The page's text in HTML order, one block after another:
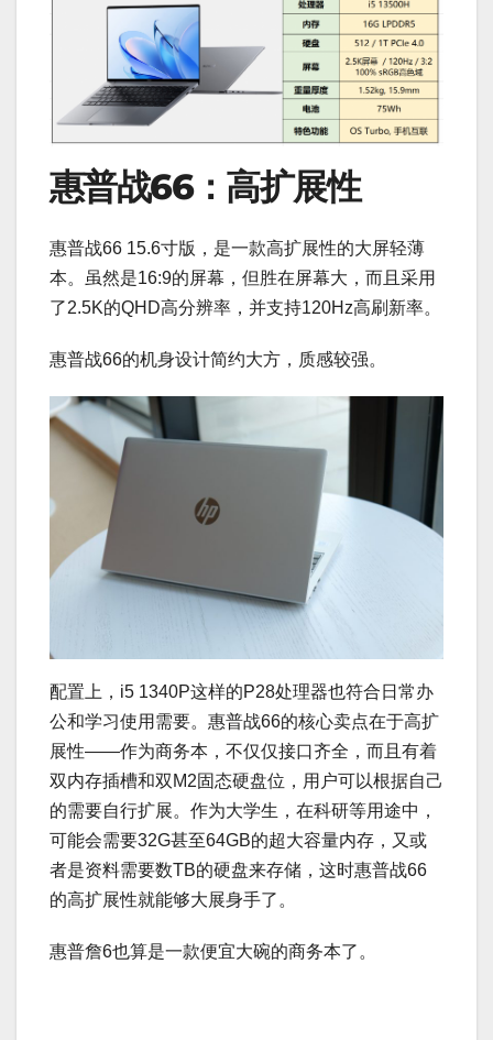
惠普战66：高扩展性
惠普战66 15.6寸版，是一款高扩展性的大屏轻薄
本。虽然是16:9的屏幕，但胜在屏幕大，而且采用
了2.5K的QHD高分辨率，并支持120Hz高刷新率。
惠普战66的机身设计简约大方，质感较强。
配置上，i5 1340P这样的P28处理器也符合日常办
公和学习使用需要。惠普战66的核心卖点在于高扩
展性——作为商务本，不仅仅接口齐全，而且有着
双内存插槽和双M2固态硬盘位，用户可以根据自己
的需要自行扩展。作为大学生，在科研等用途中，
可能会需要32G甚至64GB的超大容量内存，又或
者是资料需要数TB的硬盘来存储，这时惠普战66
的高扩展性就能够大展身手了。
惠普詹6也算是一款便宜大碗的商务本了。